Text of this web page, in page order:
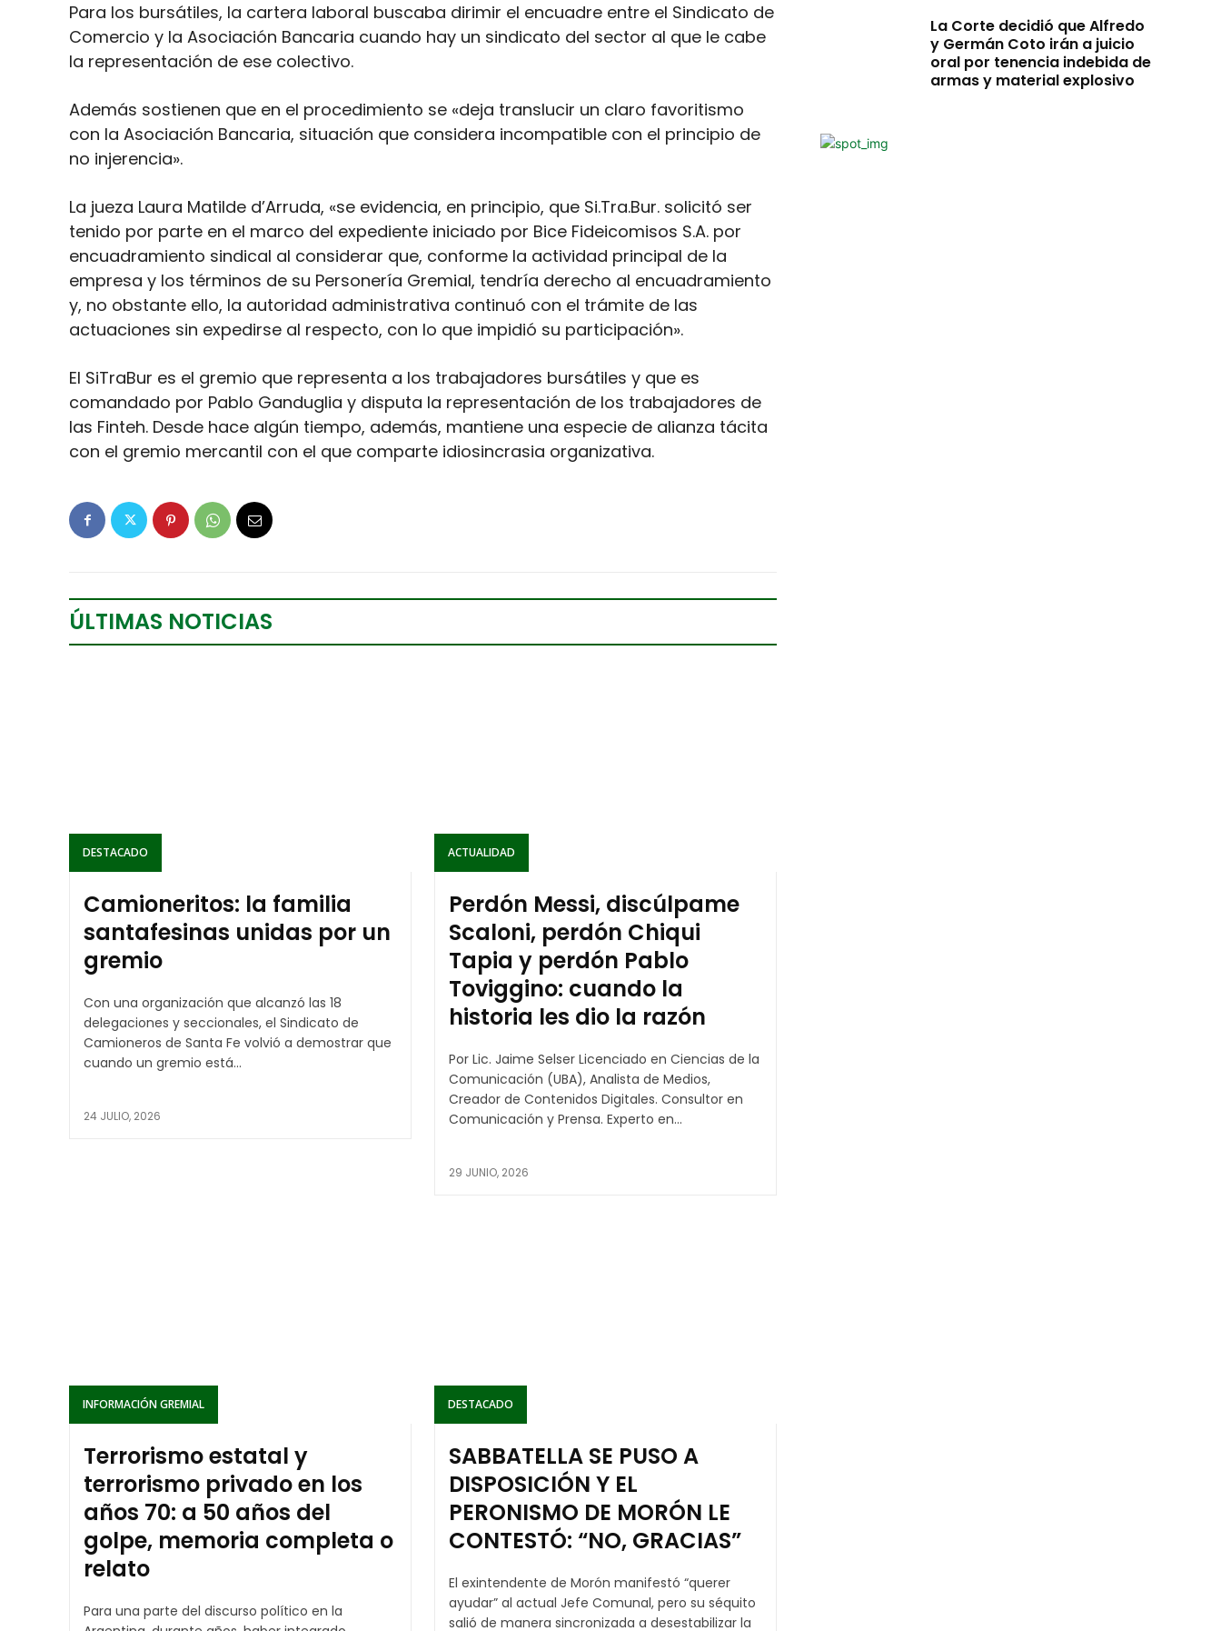
Para los bursátiles, la cartera laboral buscaba dirimir el encuadre entre el Sindicato de
Comercio y la Asociación Bancaria cuando hay un sindicato del sector al que le cabe
la representación de ese colectivo.
Además sostienen que en el procedimiento se «deja translucir un claro favoritismo
con la Asociación Bancaria, situación que considera incompatible con el principio de
no injerencia».
La jueza Laura Matilde d’Arruda, «se evidencia, en principio, que Si.Tra.Bur. solicitó ser
tenido por parte en el marco del expediente iniciado por Bice Fideicomisos S.A. por
encuadramiento sindical al considerar que, conforme la actividad principal de la
empresa y los términos de su Personería Gremial, tendría derecho al encuadramiento
y, no obstante ello, la autoridad administrativa continuó con el trámite de las
actuaciones sin expedirse al respecto, con lo que impidió su participación».
El SiTraBur es el gremio que representa a los trabajadores bursátiles y que es
comandado por Pablo Ganduglia y disputa la representación de los trabajadores de
las Finteh. Desde hace algún tiempo, además, mantiene una especie de alianza tácita
con el gremio mercantil con el que comparte idiosincrasia organizativa.
ÚLTIMAS NOTICIAS
DESTACADO
Camioneritos: la familia
santafesinas unidas por un
gremio
Con una organización que alcanzó las 18
delegaciones y seccionales, el Sindicato de
Camioneros de Santa Fe volvió a demostrar que
cuando un gremio está...
24 JULIO, 2026
ACTUALIDAD
Perdón Messi, discúlpame
Scaloni, perdón Chiqui
Tapia y perdón Pablo
Toviggino: cuando la
historia les dio la razón
Por Lic. Jaime Selser Licenciado en Ciencias de la
Comunicación (UBA), Analista de Medios,
Creador de Contenidos Digitales. Consultor en
Comunicación y Prensa. Experto en...
29 JUNIO, 2026
INFORMACIÓN GREMIAL
Terrorismo estatal y
terrorismo privado en los
años 70: a 50 años del
golpe, memoria completa o
relato
Para una parte del discurso político en la
DESTACADO
SABBATELLA SE PUSO A
DISPOSICIÓN Y EL
PERONISMO DE MORÓN LE
CONTESTÓ: “NO, GRACIAS”
El exintendente de Morón manifestó “querer
ayudar” al actual Jefe Comunal, pero su séquito
salió de manera sincronizada a desestabilizar la
La Corte decidió que Alfredo
y Germán Coto irán a juicio
oral por tenencia indebida de
armas y material explosivo